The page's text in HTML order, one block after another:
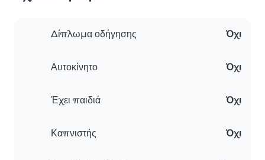
Δίπλωμα οδήγησης Όχι
Αυτοκίνητο Όχι
Έχει παιδιά Όχι
Καπνιστής Όχι